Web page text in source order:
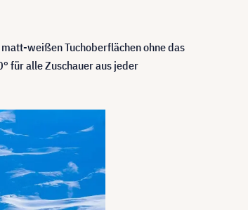
weißen Tuchoberflächen ohne das
für alle Zuschauer aus jeder